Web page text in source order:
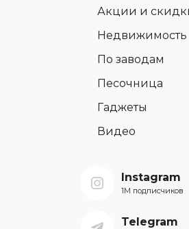
Акции и
Недвижимость
По заводам
Песочница
Гаджеты
Видео
Instagram
1M подписчиков
Telegram